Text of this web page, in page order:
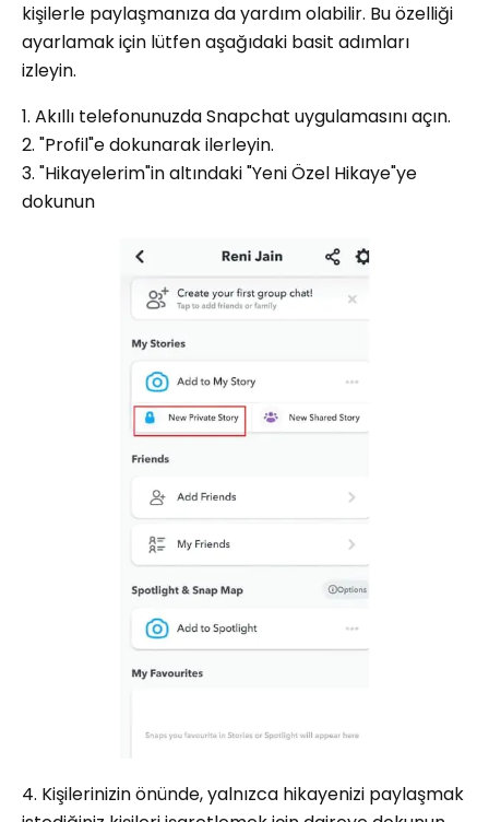
kişilerle paylaşmanıza da yardım olabilir. Bu özelliği
ayarlamak için lütfen aşağıdaki basit adımları
izleyin.
1. Akıllı telefonunuzda Snapchat uygulamasını açın.
2. "Profil"e dokunarak ilerleyin.
3. "Hikayelerim"in altındaki "Yeni Özel Hikaye"ye
dokunun
4. Kişilerinizin önünde, yalnızca hikayenizi paylaşmak